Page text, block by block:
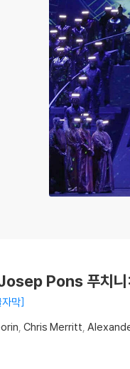
Pons 푸치
막
Chris Merritt